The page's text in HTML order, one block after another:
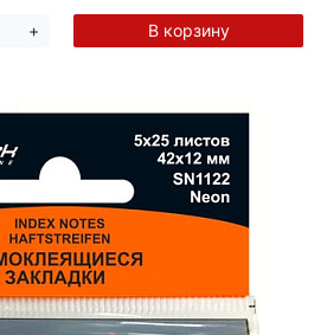
+ В корзину